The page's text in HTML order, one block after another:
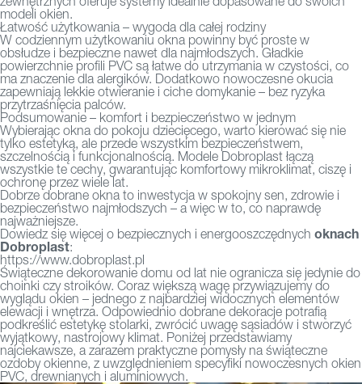
modeli okien.
Łatwość użytkowania – wygoda dla całej rodziny
W codziennym użytkowaniu okna powinny być proste w
obsłudze i bezpieczne nawet dla najmłodszych. Gładkie
powierzchnie profili PVC są łatwe do utrzymania w czystości, co
ma znaczenie dla alergików. Dodatkowo nowoczesne okucia
zapewniają lekkie otwieranie i ciche domykanie – bez ryzyka
przytrzaśnięcia palców.
Podsumowanie – komfort i bezpieczeństwo w jednym
Wybierając okna do pokoju dziecięcego, warto kierować się nie
tylko estetyką, ale przede wszystkim bezpieczeństwem,
szczelnością i funkcjonalnością. Modele Dobroplast łączą
wszystkie te cechy, gwarantując komfortowy mikroklimat, ciszę i
ochronę przez wiele lat.
Dobrze dobrane okna to inwestycja w spokojny sen, zdrowie i
bezpieczeństwo najmłodszych – a więc w to, co naprawdę
najważniejsze.
Dowiedz się więcej o bezpiecznych i energooszczędnych oknach
Dobroplast:
https://www.dobroplast.pl
Świąteczne dekorowanie domu od lat nie ogranicza się jedynie do
choinki czy stroików. Coraz większą wagę przywiązujemy do
wyglądu okien – jednego z najbardziej widocznych elementów
elewacji i wnętrza. Odpowiednio dobrane dekoracje potrafią
podkreślić estetykę stolarki, zwrócić uwagę sąsiadów i stworzyć
wyjątkowy, nastrojowy klimat. Poniżej przedstawiamy
najciekawsze, a zarazem praktyczne pomysły na świąteczne
ozdoby okienne, z uwzględnieniem specyfiki nowoczesnych okien
PVC, drewnianych i aluminiowych.